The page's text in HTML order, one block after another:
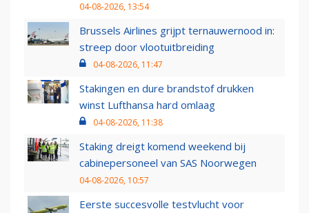
04-08-2026, 13:54
Brussels Airlines grijpt ternauwernood in:
streep door vlootuitbreiding
04-08-2026, 11:47
Stakingen en dure brandstof drukken
winst Lufthansa hard omlaag
04-08-2026, 11:38
Staking dreigt komend weekend bij
cabinepersoneel van SAS Noorwegen
04-08-2026, 10:57
Eerste succesvolle testvlucht voor